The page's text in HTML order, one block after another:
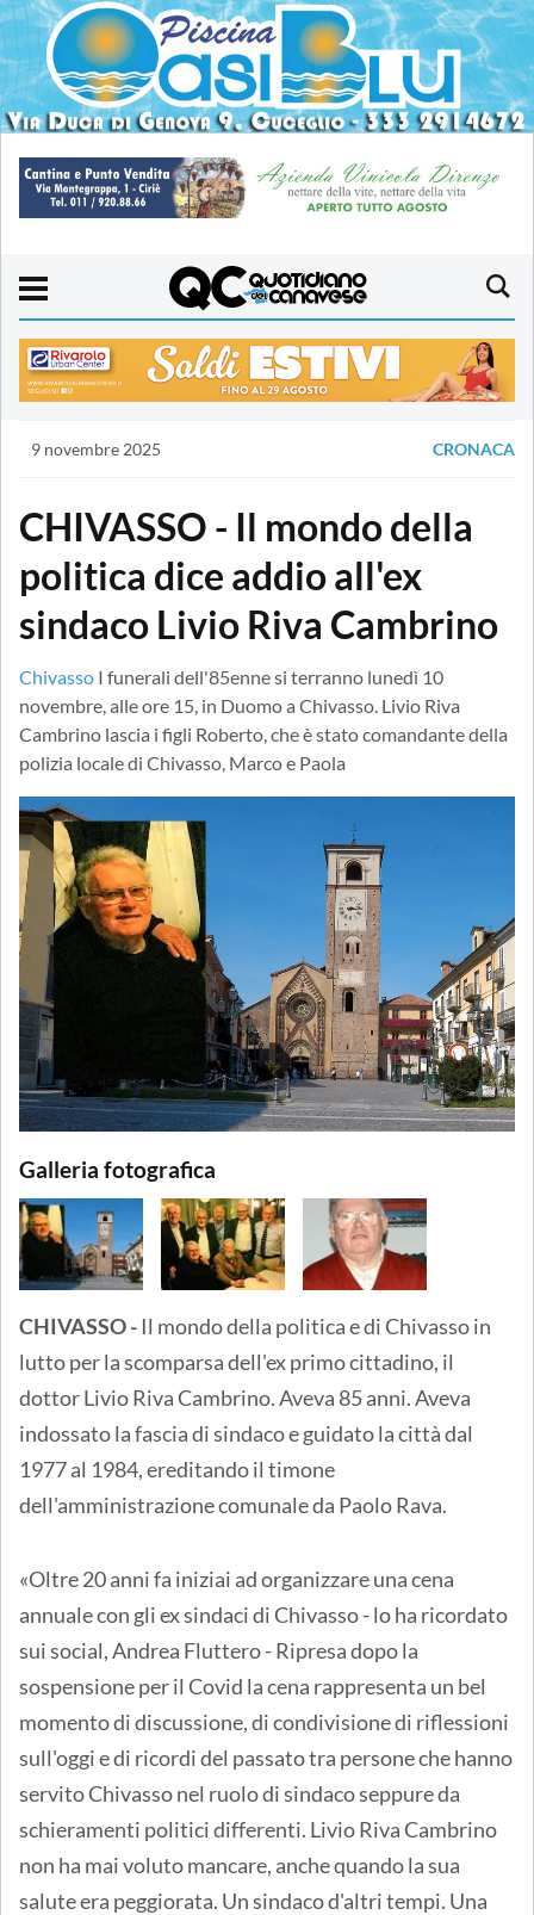
9 novembre 2025 CRONACA
CHIVASSO - Il mondo della
politica dice addio all'ex
sindaco Livio Riva Cambrino
Chivasso I funerali dell'85enne si terranno lunedì 10
novembre, alle ore 15, in Duomo a Chivasso. Livio Riva
Cambrino lascia i figli Roberto, che è stato comandante della
polizia locale di Chivasso, Marco e Paola
Galleria fotografica
CHIVASSO - Il mondo della politica e di Chivasso in
lutto per la scomparsa dell'ex primo cittadino, il
dottor Livio Riva Cambrino. Aveva 85 anni. Aveva
indossato la fascia di sindaco e guidato la città dal
1977 al 1984, ereditando il timone
dell'amministrazione comunale da Paolo Rava.
«Oltre 20 anni fa iniziai ad organizzare una cena
annuale con gli ex sindaci di Chivasso - lo ha ricordato
sui social, Andrea Fluttero - Ripresa dopo la
sospensione per il Covid la cena rappresenta un bel
momento di discussione, di condivisione di riflessioni
sull'oggi e di ricordi del passato tra persone che hanno
servito Chivasso nel ruolo di sindaco seppure da
schieramenti politici differenti. Livio Riva Cambrino
non ha mai voluto mancare, anche quando la sua
salute era peggiorata. Un sindaco d'altri tempi. Una